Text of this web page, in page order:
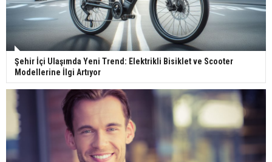
Şehir İçi Ulaşımda Yeni Trend: Elektrikli Bisiklet ve Scooter
Modellerine İlgi Artıyor